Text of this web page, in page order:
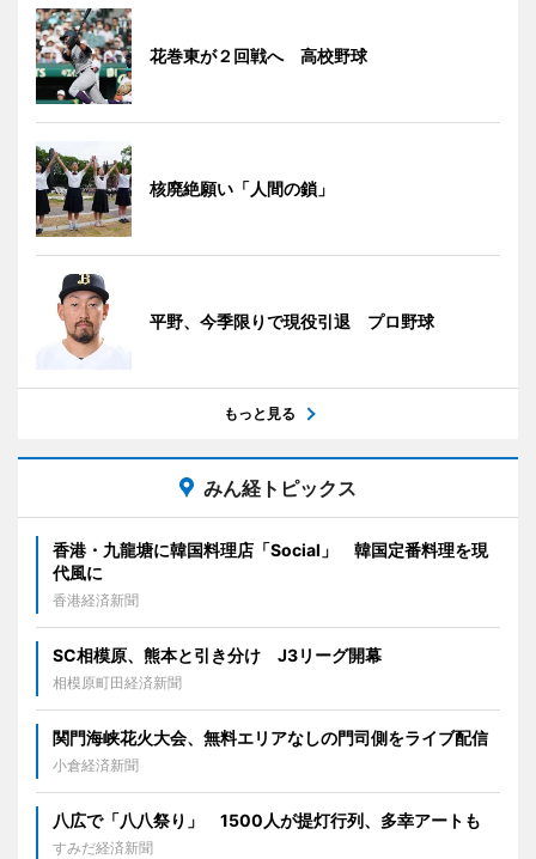
花巻東が２回戦へ 高校野球
核廃絶願い「人間の鎖」
平野、今季限りで現役引退 プロ野球
もっと見る
みん経トピックス
香港・九龍塘に韓国料理店「Social」 韓国定番料理を現
代風に
香港経済新聞
SC相模原、熊本と引き分け J3リーグ開幕
相模原町田経済新聞
関門海峡花火大会、無料エリアなしの門司側をライブ配信
小倉経済新聞
八広で「八八祭り」 1500人が提灯行列、多幸アートも
すみだ経済新聞